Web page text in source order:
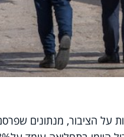
הציבור, מנתונים